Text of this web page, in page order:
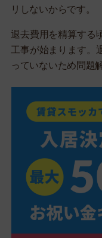
リしないからです。
退去費用を精算する
工事が始まります。
っていないため問題